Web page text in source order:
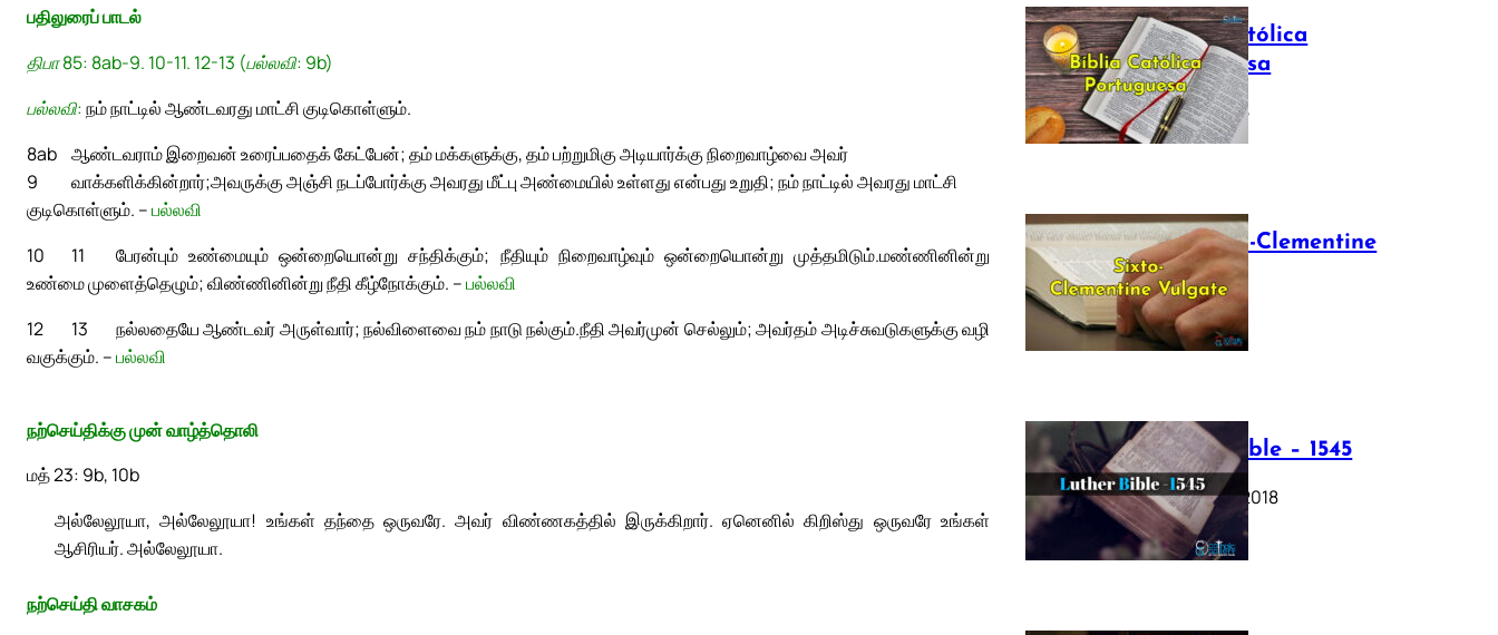
பதிலுரைப் பாடல்
திபா 85: 8ab-9. 10-11. 12-13 (பல்லவி: 9b)
பல்லவி:நம் நாட்டில் ஆண்டவரது மாட்சி குடிகொள்ளும்.
8ab ஆண்டவராம் இறைவன் உரைப்பதைக் கேட்பேன்; தம் மக்களுக்கு, தம் பற்றுமிகு அடியார்க்கு நிறைவாழ்வை அவர்
வாக்களிக்கின்றார்;
9
அவருக்கு அஞ்சி நடப்போர்க்கு அவரது மீட்பு அண்மையில் உள்ளது என்பது உறுதி; நம் நாட்டில் அவரது மாட்சி
குடிகொள்ளும். –பல்லவி
10
பேரன்பும் உண்மையும் ஒன்றையொன்று சந்திக்கும்; நீதியும் நிறைவாழ்வும் ஒன்றையொன்று முத்தமிடும்.
11
மண்ணினின்று
உண்மை முளைத்தெழும்; விண்ணினின்று நீதி கீழ்நோக்கும். –பல்லவி
12
நல்லதையே ஆண்டவர் அருள்வார்; நல்விளைவை நம் நாடு நல்கும்.
13
நீதி அவர்முன் செல்லும்; அவர்தம் அடிச்சுவடுகளுக்கு வழி
வகுக்கும். –பல்லவி
நற்செய்திக்கு முன் வாழ்த்தொலி
மத் 23: 9b, 10b
அல்லேலூயா, அல்லேலூயா! உங்கள் தந்தை ஒருவரே. அவர் விண்ணகத்தில் இருக்கிறார். ஏனெனில் கிறிஸ்து ஒருவரே உங்கள்
ஆசிரியர். அல்லேலூயா.
நற்செய்தி வாசகம்
Bíblia Católica
Portuguesa
July 16, 2025
The Sixto-Clementine
Vulgate
July 12, 2025
Luther Bible – 1545
October 17, 2018